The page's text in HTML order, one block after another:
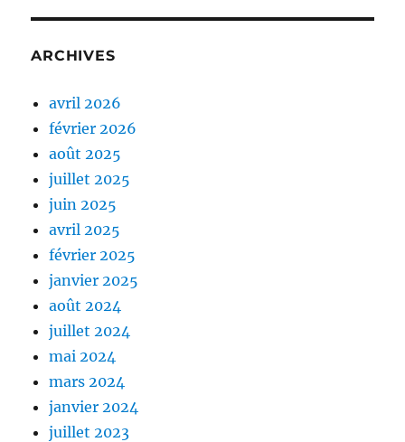
ARCHIVES
avril 2026
février 2026
août 2025
juillet 2025
juin 2025
avril 2025
février 2025
janvier 2025
août 2024
juillet 2024
mai 2024
mars 2024
janvier 2024
juillet 2023